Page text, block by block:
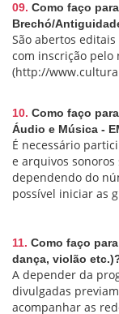
09. Como faço
Brechó/
São abertos
com inscrição pelo
(http://
10. Como faço
Áudio e Música -
É necessário
e arquivos
dependendo do
possível iniciar as
11. Como faço
dança, violão
A depender da
divulgadas
acompanhar as